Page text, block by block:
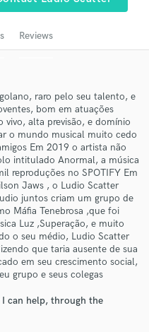
Reviews
raro pelo seu talento, e
bom em atuações
alta previsão, e domínio
o mundo musical muito cedo
Em 2019 o artista não
intitulado Anormal, a música
reproduções no SPOTIFY Em
Jaws , o Ludio Scatter
juntos criam um grupo de
Máfia Tenebrosa ,que foi
Luz ,Superação, e muito
o seu médio, Ludio Scatter
que taria ausente de sua
em seu crescimento social,
grupo e seus colegas
can help, through the
your project details
and budgets